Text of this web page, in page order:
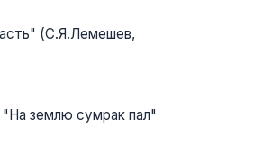
(С.Я.Лемешев,
"На землю сумрак пал"